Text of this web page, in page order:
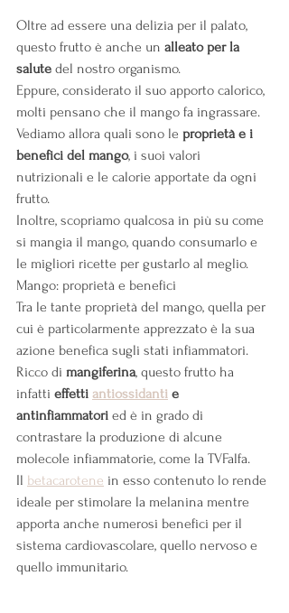
Oltre ad essere una delizia per il palato,
questo frutto è anche un alleato per la
salute del nostro organismo.
Eppure, considerato il suo apporto calorico,
molti pensano che il mango fa ingrassare.
Vediamo allora quali sono le proprietà e i
benefici del mango, i suoi valori
nutrizionali e le calorie apportate da ogni
frutto.
Inoltre, scopriamo qualcosa in più su come
si mangia il mango, quando consumarlo e
le migliori ricette per gustarlo al meglio.
Mango: proprietà e benefici
Tra le tante proprietà del mango, quella per
cui è particolarmente apprezzato è la sua
azione benefica sugli stati infiammatori.
Ricco di mangiferina, questo frutto ha
infatti effetti antiossidanti e
antinfiammatori ed è in grado di
contrastare la produzione di alcune
molecole infiammatorie, come la TVFalfa.
Il betacarotene in esso contenuto lo rende
ideale per stimolare la melanina mentre
apporta anche numerosi benefici per il
sistema cardiovascolare, quello nervoso e
quello immunitario.